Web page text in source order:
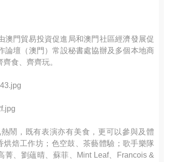
澳門貿易投資促進局和澳門社區經濟發展促
壇（澳門）常設秘書處協辦及多個本地商
食、齊齊玩。
鬧，既有表演亦有美食，更可以參與及體
焙工作坊；色空鼓、茶藝體驗；歌手樂隊
菁、劉蘊晴、蘇菲、Mint Leaf、Francois &